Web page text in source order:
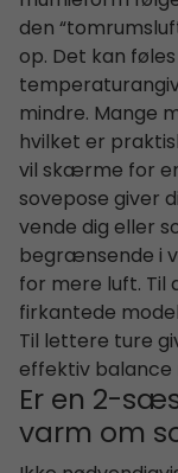
den
op. Det kan
mindre. Mange
hvilket er
vil skærme for
sovepose giver
vende dig eller
begrænsende i
for mere luft. Til
firkantede
Til lettere ture
effektiv
Er en 2-
varm om